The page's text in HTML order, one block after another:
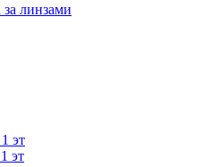
линзами
эт
эт